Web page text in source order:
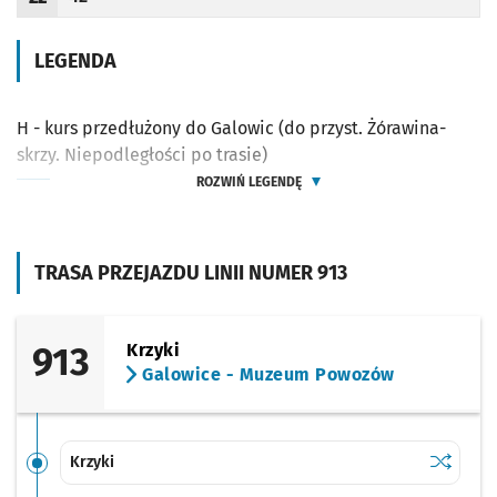
TRASA PRZEJAZDU LINII NUMER 913
913
Krzyki
Galowice - Muzeum Powozów
Krzyki Sprawdź
Krzyki
Godzina odjazdu
Odjazd
minut po godzinie 22
LEGENDA
H - kurs przedłużony do Galowic (do przyst. Żórawina-
skrzy. Niepodległości po trasie)
ROZWIŃ LEGENDĘ